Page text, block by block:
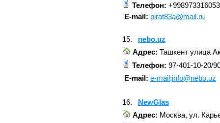
Телефон:
E-mail: pirat83a@mail.ru
15. nebo.uz
Адрес: Ташкент улица
Телефон: 97-401-10-20/
E-mail: e-mail;info@nebo.uz
16. NewGlas
Адрес: Москва, ул.